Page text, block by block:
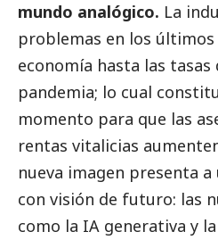
mundo analógico. La
problemas en los últimos
economía hasta las tasas
pandemia; lo cual
momento para que las
rentas vitalicias
nueva imagen presenta
con visión de futuro: las
como la IA generativa y